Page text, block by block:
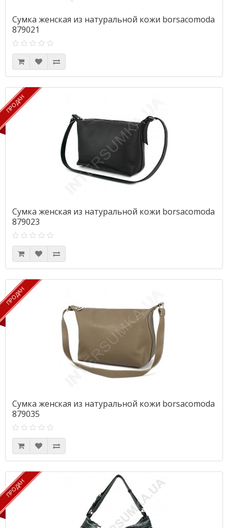
Сумка женская из натуральной кожи borsacomoda
879021
ПРОДАН
ПРОДАН
Сумка женская из натуральной кожи borsacomoda
879023
ПРОДАН
ПРОДАН
Сумка женская из натуральной кожи borsacomoda
879035
ПРОДАН
ПРОДАН